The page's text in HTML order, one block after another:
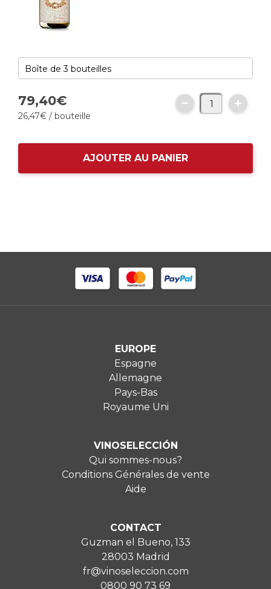
79,40€
26,47€ / bouteille
AJOUTER AU PANIER
EUROPE
Espagne
Allemagne
Pays-Bas
Royaume Uni
VINOSELECCIÓN
Qui sommes-nous?
Conditions Générales de vente
Aide
CONTACT
Guzman el Bueno, 133
28003 Madrid
fr@vinoseleccion.com
0800 90 73 69